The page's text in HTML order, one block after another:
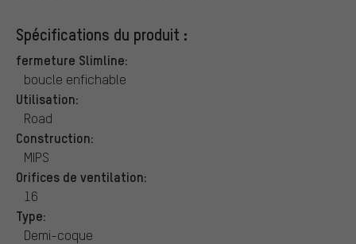
Spécifications du produit :
fermeture Slimline:
boucle enfichable
Utilisation:
Road
Construction:
MIPS
Orifices de ventilation:
16
Type:
Demi-coque